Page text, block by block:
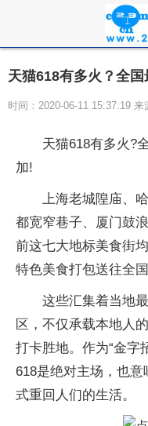
天猫618有多火？全
时间：2020-06-11 15:37:19 来
天猫618有多火?
加!
上海老城隍庙、
都宽窄巷子、厦门鼓
前这七大地标美食街
特色美食打包送往全国
这些汇集着当地
区，不仅承载本地人
打卡胜地。作为“金字
618是绝对主场，也
式重回人们的生活。